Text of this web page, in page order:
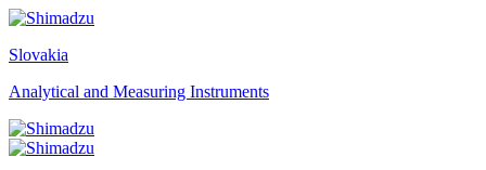
Slovakia
Analytical and Measuring Instruments